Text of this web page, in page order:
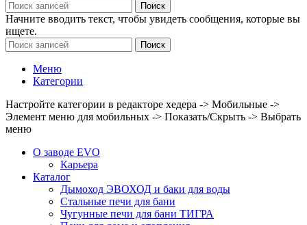
Поиск
Начните вводить текст, чтобы увидеть сообщения, которые вы
ищете.
Поиск
Меню
Категории
Настройте категории в редакторе хедера -> Мобильные ->
Элемент меню для мобильных -> Показать/Скрыть -> Выбрать
меню
О заводе EVO
Карьера
Каталог
Дымоход ЭВОХОД и баки для воды
Стальные печи для бани
Чугунные печи для бани ТИГРА